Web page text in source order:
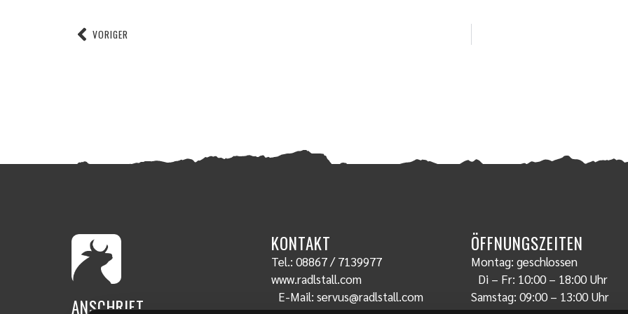
VORIGER
ANSCHRIFT
KONTAKT
Tel.: 08867 / 7139977
www.radlstall.com
E-Mail: servus@radlstall.com
ÖFFNUNGSZEITEN
Montag: geschlossen
Di – Fr: 10:00 – 18:00 Uhr
Samstag: 09:00 – 13:00 Uhr